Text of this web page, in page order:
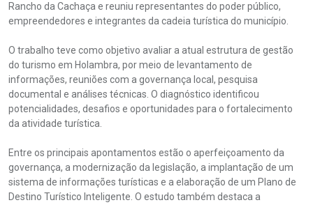
Rancho da Cachaça e reuniu representantes do poder público,
empreendedores e integrantes da cadeia turística do município.
O trabalho teve como objetivo avaliar a atual estrutura de gestão
do turismo em Holambra, por meio de levantamento de
informações, reuniões com a governança local, pesquisa
documental e análises técnicas. O diagnóstico identificou
potencialidades, desafios e oportunidades para o fortalecimento
da atividade turística.
Entre os principais apontamentos estão o aperfeiçoamento da
governança, a modernização da legislação, a implantação de um
sistema de informações turísticas e a elaboração de um Plano de
Destino Turístico Inteligente. O estudo também destaca a